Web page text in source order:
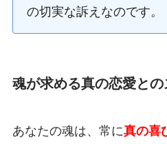
の切実な訴えなのです。
魂が求める真の恋愛との
あなたの魂は、常に真の喜